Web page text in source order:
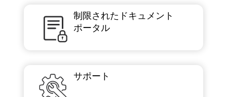
制限されたドキュメント
ポータル
サポート